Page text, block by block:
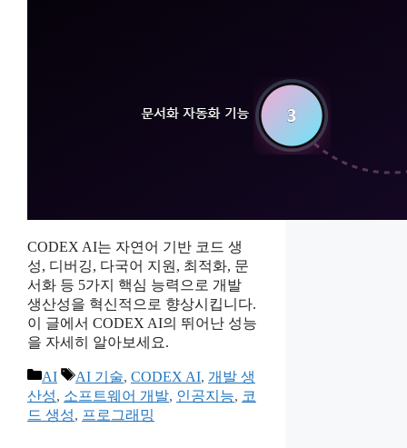
CODEX AI는 자연어 기반 코드 생
성, 디버깅, 다국어 지원, 최적화, 문
서화 등 5가지 핵심 능력으로 개발
생산성을 혁신적으로 향상시킵니다.
이 글에서 CODEX AI의 뛰어난 성능
을 자세히 알아보세요.
카
테
고
AI
태
그
AI 기술, CODEX AI, 개발 생
산성, 소프트웨어 개발, 인공지능, 코
드 생성, 프로그래밍